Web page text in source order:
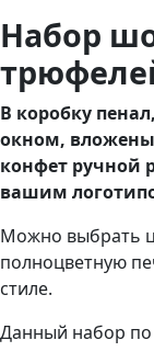
Набор
В коробку
окном,
конфет ручной
вашим
Можно выбрать
полноцветную
стиле.
Данный набор по